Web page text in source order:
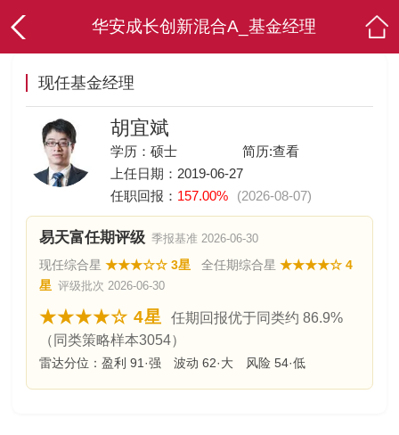
华安成长创新混合A_基金经理
现任基金经理
胡宜斌
学历：硕士 简历:查看
上任日期：2019-06-27
任职回报： 157.00% (2026-08-07)
易天富任期评级 季报基准 2026-06-30
现任综合星 ★★★☆☆ 3星 全任期综合星 ★★★★☆ 4
星 评级批次 2026-06-30
★★★★☆ 4星
任期回报优于同类约 86.9%
（同类策略样本3054）
雷达分位：盈利 91·强 波动 62·大 风险 54·低